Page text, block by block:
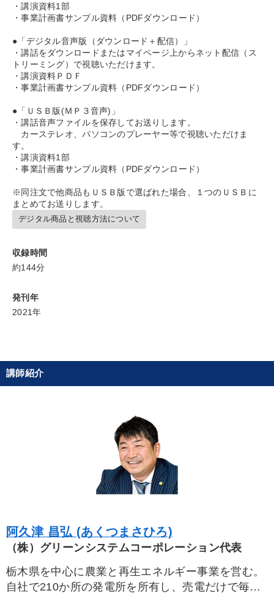
local_offer タグから探す
すべての音声・動画（全2077タイトル）からお探しいただけます
タグ・キーワード
スポーツ関連 投資 資産保全 いい会社
ドラッカー
MBA 入門篇 デジタルマーケティング
トレンド
・講演資料1部
・事業計画書サンプル資料（PDFダウンロード）
●「デジタル音声版（ダウンロード＋配信）」
・講話をダウンロードまたはマイページ上からネット配信（ス
トリーミング）で視聴いただけます。
・講演資料ＰＤＦ
・事業計画書サンプル資料（PDFダウンロード）
●「ＵＳＢ版(ＭＰ３音声)」
・講話音声ファイルを保存してお送りします。
カーステレオ、パソコンのプレーヤー等で視聴いただけま
す。
・講演資料1部
・事業計画書サンプル資料（PDFダウンロード）
※同注文で他商品もＵＳＢ版で選ばれた場合、１つのＵＳＢに
まとめてお送りします。
デジタル商品と視聴方法について
収録時間
約144分
発刊年
2021年
講師紹介
阿久津 昌弘 (あくつまさひろ)
（株）グリーンシステムコーポレーション代表
栃木県を中心に農業と再生エネルギー事業を営む。
自社で210か所の発電所を所有し、売電だけで毎年